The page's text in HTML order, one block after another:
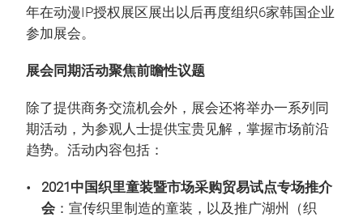
年在动漫IP授权展区展出以后再度组织6家韩国企业
参加展会。
展会同期活动聚焦前瞻性议题
除了提供商务交流机会外，展会还将举办一系列同
期活动，为参观人士提供宝贵见解，掌握市场前沿
趋势。活动内容包括：
2021中国织里童装暨市场采购贸易试点专场推介
会 ：宣传织里制造的童装，以及推广湖州（织